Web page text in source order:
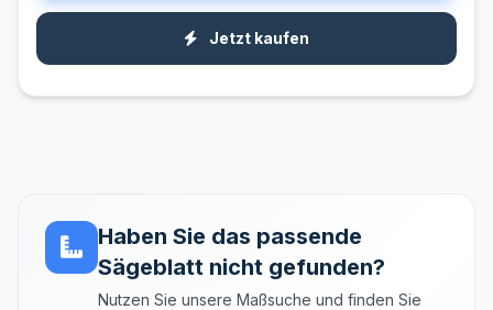
Jetzt kaufen
Haben Sie das passende
Sägeblatt nicht gefunden?
Nutzen Sie unsere Maßsuche und finden Sie